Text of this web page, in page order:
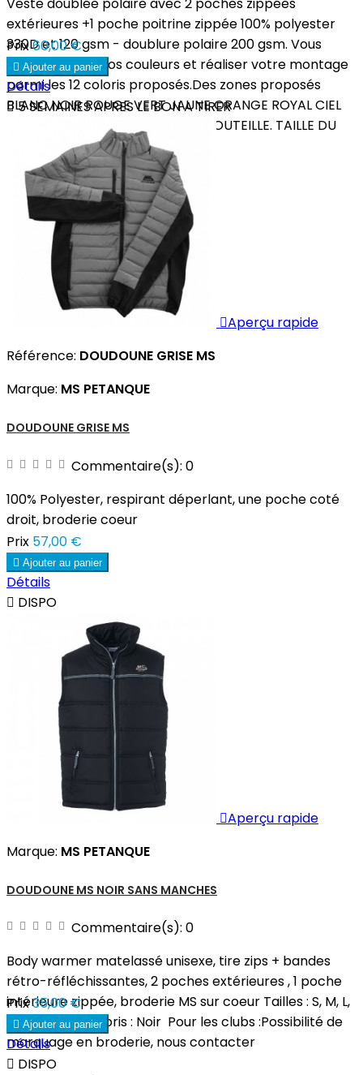
Veste doublée polaire avec 2 poches zippées
extérieures +1 poche poitrine zippée 100% polyester
330D et 120 gsm - doublure polaire 200 gsm. Vous
pouvez choisir vos couleurs et réaliser votre montage
parmi les 12 coloris proposés.Des zones proposés
BLANC NOIR ROUGE VERT JAUNE ORANGE ROYAL CIEL
BORDEAUX MARINE GRIS VERT BOUTEILLE. TAILLE DU
5/6 AN AU...
Prix60,00 €
 Ajouter au panier
Détails
5 SEMAINES APRES LE BON A TIRER
Aperçu rapide
Référence: DOUDOUNE GRISE MS
Marque: MS PETANQUE
DOUDOUNE GRISE MS
Commentaire(s): 0
100% Polyester, respirant déperlant, une poche coté
droit, broderie coeur
Prix 57,00 €
 Ajouter au panier
Détails
 DISPO
Aperçu rapide
Marque: MS PETANQUE
DOUDOUNE MS NOIR SANS MANCHES
Commentaire(s): 0
Body warmer matelassé unisexe, tire zips + bandes
rétro-réfléchissantes, 2 poches extérieures , 1 poche
intérieure zippée, broderie MS sur coeur Tailles : S, M, L,
XL, XXL, XXXLColoris : Noir Pour les clubs :Possibilité de
marquage en broderie, nous contacter
Prix35,00 €
 Ajouter au panier
Détails
 DISPO